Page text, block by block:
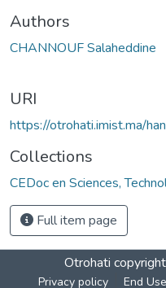
Authors
CHANNOUF Salaheddine
URI
https://otrohati.imist.ma/
Collections
CEDoc en Sciences,
Full item page
Otrohati
Privacy policy End